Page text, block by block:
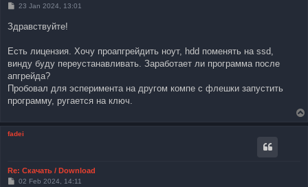
P
t
23 Jan 2024, 13:01
Здравствуйте!
Есть лицензия. Хочу проапгрейдить ноут, hdd поменять на ssd,
винду буду переустанавливать. Заработает ли программа после
апгрейда?
Пробовал для эсперимента на другом компе с флешки запустить
программу, ругается на ключ.
fadei
Re: Скачать / Download
P02 Feb 2024, 14:11